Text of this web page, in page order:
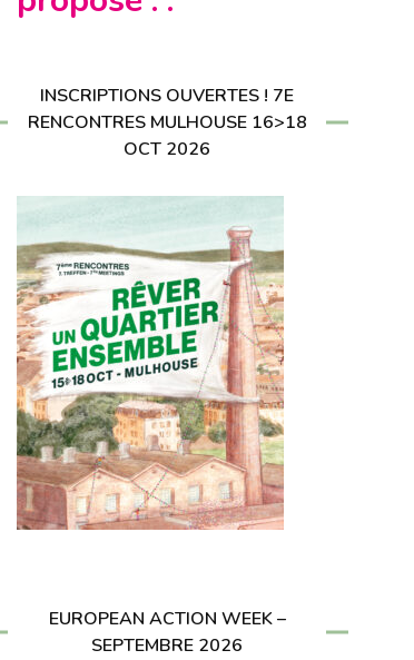
INSCRIPTIONS OUVERTES ! 7E
RENCONTRES MULHOUSE 16>18
OCT 2026
EUROPEAN ACTION WEEK –
SEPTEMBRE 2026